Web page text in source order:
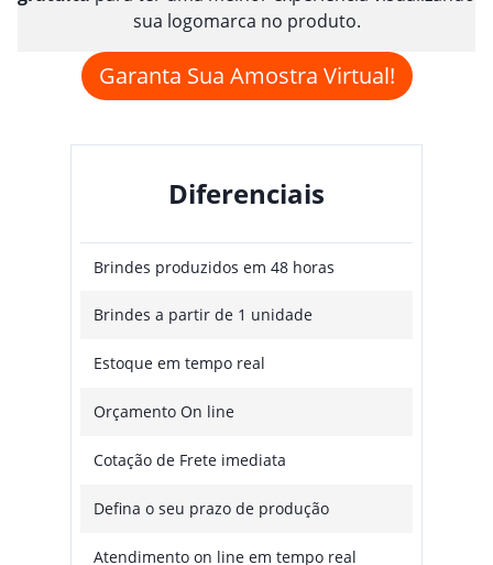
sua logomarca no produto.
Garanta Sua Amostra Virtual!
Diferenciais
Brindes produzidos em 48 horas
Brindes a partir de 1 unidade
Estoque em tempo real
Orçamento On line
Cotação de Frete imediata
Defina o seu prazo de produção
Atendimento on line em tempo real